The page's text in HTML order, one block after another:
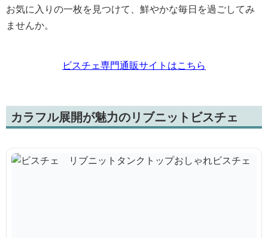
お気に入りの一枚を見つけて、鮮やかな毎日を過ごしてみ
ませんか。
ビスチェ専門通販サイトはこちら
カラフル展開が魅力のリブニットビスチェ